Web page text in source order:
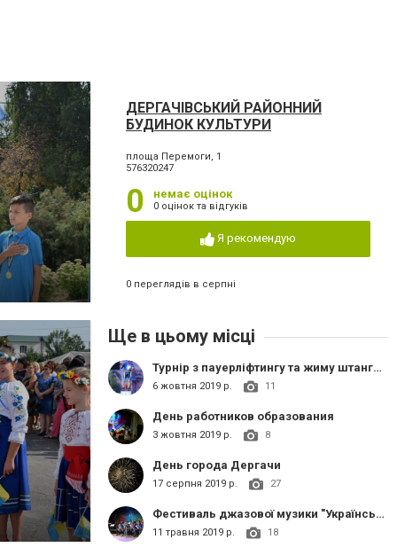
ДЕРГАЧІВСЬКИЙ РАЙОННИЙ
БУДИНОК КУЛЬТУРИ
площа Перемоги, 1
576320247
0 немає оцінок
0 оцінок та відгуків
Я рекомендую
0 переглядів в серпні
Ще в цьому місці
Турнір з пауерліфтингу та жиму штанги лежачи "Характер"
6 жовтня 2019 р. 11
День работников образования
3 жовтня 2019 р. 8
День города Дергачи
17 серпня 2019 р. 27
Фестиваль джазової музики "Українська jazz весна"
11 травня 2019 р. 18